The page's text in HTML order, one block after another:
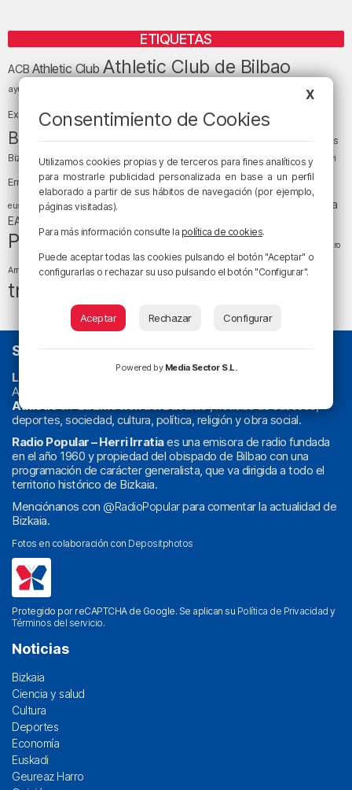
ETIQUETAS
ACBAthletic ClubAthletic Club de Bilbao
ayuntamiento de Bilbao BEC (Bilbao
Exhibition Center) BilbaoBilbao Basket Bizkaia
Bizkaia y sus comarcas Copa del Rey cultura Cáritas
Bizkaia
Deusto Diócesis de Bilbao Egunon Bizkaia el tiempo Enkarterri
Ernesto Valverde Ertzaintza Euskadi (País Vasco)
euskera fiestas fútbol LaLiga
LaLiga
EA Sports
Política sociedadsucesos Teatro
Arriaga tiempotiempo atmosféricotráfico
tráfico en Bizkaia
SOBRE NOSOTROS
La radio sin cadenas
. Desde 1960 haciendo radio en Bilbao.
Actualidad y
Athletic
deportes, sociedad, cultura, política, religión y obra social.
Radio Popular – Herri Irratiaes una emisora de radio fundada
en el año 1960 y propiedad del obispado de Bilbao con una
programación de carácter generalista, que va dirigida a todo el
territorio histórico de Bizkaia.
Menciónanos con @RadioPopularpara comentar la actualidad de
Bizkaia.
Fotos en colaboración con Depositphotos
Protegido por reCAPTCHA de Google. Se aplican su Política de Privacidad y
Términos del servicio.
Noticias
Bizkaia
Ciencia y salud
Cultura
Deportes
Economía
Euskadi
Geureaz Harro
X
Consentimiento de Cookies
Utilizamos cookies propias y de terceros para fines analíticos y
para mostrarle publicidad personalizada en base a un perfil
elaborado a partir de sus hábitos de navegación (por ejemplo,
páginas visitadas).
Para más información consulte la política de cookies.
Puede aceptar todas las cookies pulsando el botón "Aceptar" o
configurarlas o rechazar su uso pulsando el botón "Configurar".
Aceptar Rechazar Configurar
Powered by Media Sector S.L.